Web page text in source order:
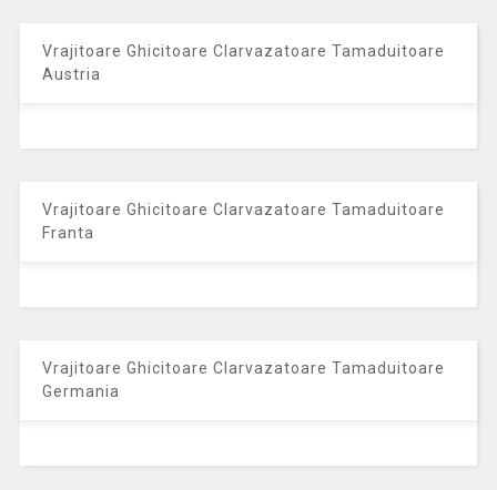
Vrajitoare Ghicitoare Clarvazatoare Tamaduitoare
Austria
Vrajitoare Ghicitoare Clarvazatoare Tamaduitoare
Franta
Vrajitoare Ghicitoare Clarvazatoare Tamaduitoare
Germania